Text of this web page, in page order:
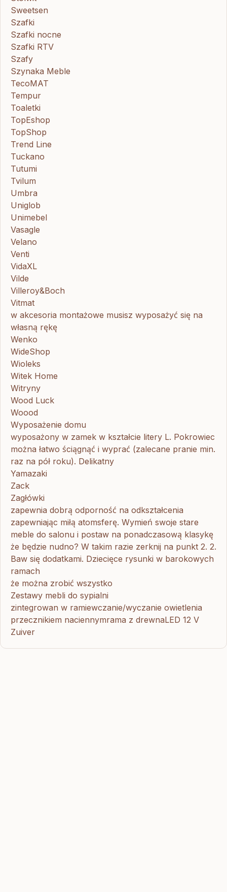
Sweetsen
Szafki
Szafki nocne
Szafki RTV
Szafy
Szynaka Meble
TecoMAT
Tempur
Toaletki
TopEshop
TopShop
Trend Line
Tuckano
Tutumi
Tvilum
Umbra
Uniglob
Unimebel
Vasagle
Velano
Venti
VidaXL
Vilde
Villeroy&Boch
Vitmat
w akcesoria montażowe musisz wyposażyć się na
własną rękę
Wenko
WideShop
Wioleks
Witek Home
Witryny
Wood Luck
Woood
Wyposażenie domu
wyposażony w zamek w kształcie litery L. Pokrowiec
można łatwo ściągnąć i wyprać (zalecane pranie min.
raz na pół roku). Delikatny
Yamazaki
Zack
Zagłówki
zapewnia dobrą odporność na odkształcenia
zapewniając miłą atomsferę. Wymień swoje stare
meble do salonu i postaw na ponadczasową klasykę
że będzie nudno? W takim razie zerknij na punkt 2. 2.
Baw się dodatkami. Dziecięce rysunki w barokowych
ramach
że można zrobić wszystko
Zestawy mebli do sypialni
zintegrowan w ramiewczanie/wyczanie owietlenia
przecznikiem naciennymrama z drewnaLED 12 V
Zuiver